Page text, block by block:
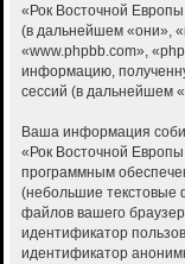
«Рок Восточной
(в дальнейшем «они»,
«www.phpbb.com»,
информацию,
сессий (в дальнейшем
Ваша информация
«Рок Восточной
программным
(небольшие текстовые
файлов вашего
идентификатор
идентификатор